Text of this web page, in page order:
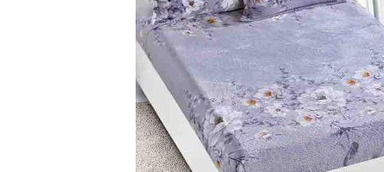
Lenjerii De Pat Creponate
Lenjerii De Pat Bumbac Poplin 2
Lenjerii De Pat Bumbac Poplin,
Lenjerii De Pat Bumbac Satinat 2